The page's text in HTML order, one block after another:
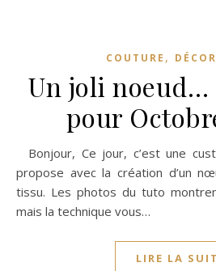
COUTURE ,
Un joli noeud…
pour
Bonjour, Ce jour, c’est une customisation que je vous
propose avec la création d’un
tissu. Les photos du tuto
mais la technique vous…
LIRE LA